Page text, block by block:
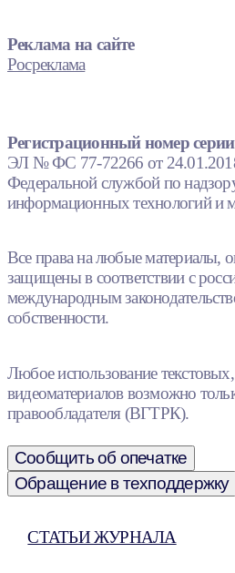
Реклама на сайте
Росреклама
Регистрационный номер серии
ЭЛ № ФС 77-72266 от
Федеральной службой по
информационных технологий и
Все права на любые материалы,
защищены в соответствии с
международным
собственности.
Любое использование
видеоматериалов возможно
правообладателя (ВГТРК).
Сообщить об опечатке
Обращение в техподдержку
СТАТЬИ ЖУРНАЛА